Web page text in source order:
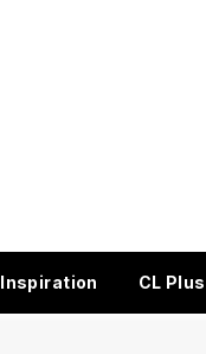
Inspiration CL Plus